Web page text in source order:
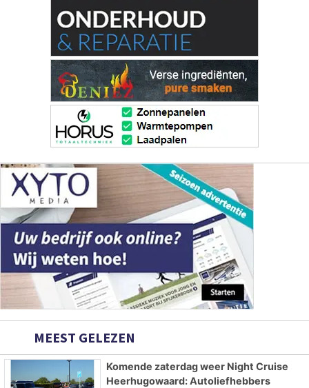
MEEST GELEZEN
Komende zaterdag weer Night Cruise
Heerhugowaard: Autoliefhebbers